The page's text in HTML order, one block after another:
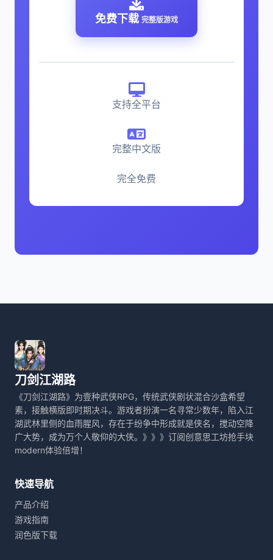
免费下载 完整版游戏
支持全平台
完整中文版
完全免费
刀剑江湖路
《刀剑江湖路》为壹种武侠RPG，传统武侠剧状混合沙盒希望
素，接触横版即时期决斗。游戏者扮演一名寻常少数年，陷入江
湖武林里侧的血雨腥风，存在于纷争中形成就是侠名，搅动空降
广大势，成为万个人敬仰的大侠。》》》订阅创意思工坊抢手块
modern体验倍增！
快速导航
产品介绍
游戏指南
润色版下载